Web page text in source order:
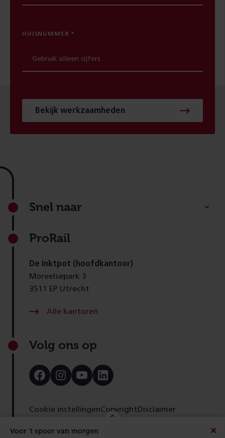
Voor 't spoor van morgen
HUISNUMMER
Bekijk werkzaamheden
Footer
Snel naar
ProRail
De Inktpot (hoofdkantoor)
Moreelsepark 3
3511 EP Utrecht
Alle kantoren
Volg ons op
Bezoek
onze
Bezoek
onze
Bezoek
onze
Bezoek
onze
Cookie instellingenCopyright Disclaimer